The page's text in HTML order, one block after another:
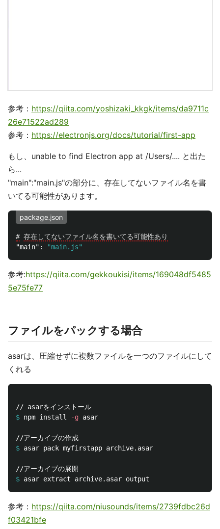
参考： https://qiita.com/yoshizaki_kkgk/items/da9711c
26e71522ad289
参考： https://electronjs.org/docs/tutorial/first-app
もし、unable to find Electron app at /Users/.... と出た
ら...
"main":"main.js"の部分に、存在してないファイル名を書
いてる可能性があります。
package.json
# 存在してないファイル名を書いてる可能性あり
"main" : "main.js"
参考:https://qiita.com/gekkoukisi/items/169048df5485
5e75fe77
ファイルをパックする場合
asarは、圧縮せずに複数ファイルを一つのファイルにして
くれる
$ npm install -g
$
$
参考： https://qiita.com/niusounds/items/2739fdbc26d
f03421bfe